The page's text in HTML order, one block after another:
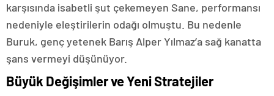
karşısında isabetli şut çekemeyen Sane, performansı
nedeniyle eleştirilerin odağı olmuştu. Bu nedenle
Buruk, genç yetenek Barış Alper Yılmaz’a sağ kanatta
şans vermeyi düşünüyor.
Büyük Değişimler ve Yeni Stratejiler